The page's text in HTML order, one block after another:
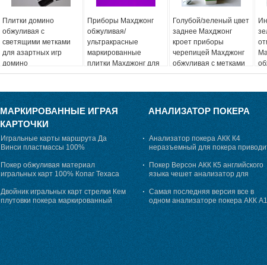
Плитки домино
обжуливая с
светящими метками
для азартных игр
домино
Приборы Махджонг
обжуливая/
ультракрасные
маркированные
плитки Махджонг для
обжуливать азартной
Голубой/зеленый цвет
заднее Махджонг
кроет приборы
черепицей Махджонг
обжуливая с метками
инфракрасн для
МАРКИРОВАННЫЕ ИГРАЯ
КАРТОЧКИ
Игральные карты маршрута Да
Винси пластмассы 100%
маркированные для размера моста
плутовки покера
Покер обжуливая материал
игральных карт 100% Копаг Техаса
Холдем маркированный пластиковый
Двойник игральных карт стрелки Кем
плутовки покера маркированный
украшает пластмасса 100%
АНАЛИЗАТОР ПОКЕРА
Анализатор покера АКК К4
неразъемный для покера
анализ в обжуливать
Покер Версон АКК К5 английского
языка чешет анализатор для
сообщать результаты покера
заранее
Самая последняя версия все в
одном анализаторе покера АКК А1
для игральных карт играя в
игры плутовка